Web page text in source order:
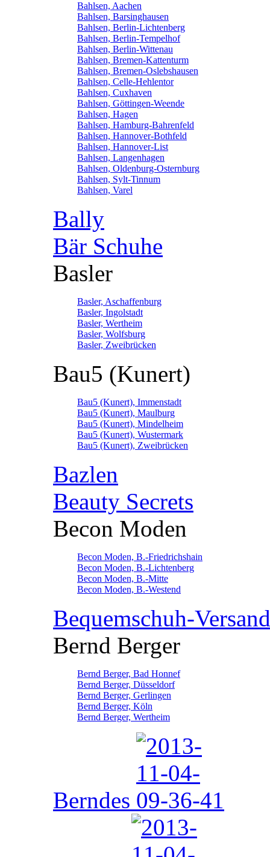
Bahlsen, Aachen
Bahlsen, Barsinghausen
Bahlsen, Berlin-Lichtenberg
Bahlsen, Berlin-Tempelhof
Bahlsen, Berlin-Wittenau
Bahlsen, Bremen-Kattenturm
Bahlsen, Bremen-Oslebshausen
Bahlsen, Celle-Hehlentor
Bahlsen, Cuxhaven
Bahlsen, Göttingen-Weende
Bahlsen, Hagen
Bahlsen, Hamburg-Bahrenfeld
Bahlsen, Hannover-Bothfeld
Bahlsen, Hannover-List
Bahlsen, Langenhagen
Bahlsen, Oldenburg-Osternburg
Bahlsen, Sylt-Tinnum
Bahlsen, Varel
Bally
Bär Schuhe
Basler
Basler, Aschaffenburg
Basler, Ingolstadt
Basler, Wertheim
Basler, Wolfsburg
Basler, Zweibrücken
Bau5 (Kunert)
Bau5 (Kunert), Immenstadt
Bau5 (Kunert), Maulburg
Bau5 (Kunert), Mindelheim
Bau5 (Kunert), Wustermark
Bau5 (Kunert), Zweibrücken
Bazlen
Beauty Secrets
Becon Moden
Becon Moden, B.-Friedrichshain
Becon Moden, B.-Lichtenberg
Becon Moden, B.-Mitte
Becon Moden, B.-Westend
Bequemschuh-Versand
Bernd Berger
Bernd Berger, Bad Honnef
Bernd Berger, Düsseldorf
Bernd Berger, Gerlingen
Bernd Berger, Köln
Bernd Berger, Wertheim
Berndes